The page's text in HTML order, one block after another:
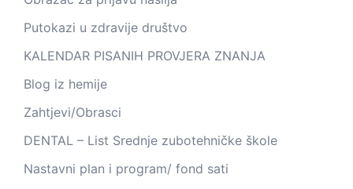
Putokazi u zdravije društvo
KALENDAR PISANIH PROVJERA ZNANJA
Blog iz hemije
Zahtjevi/Obrasci
DENTAL – List Srednje zubotehničke škole
Nastavni plan i program/ fond sati